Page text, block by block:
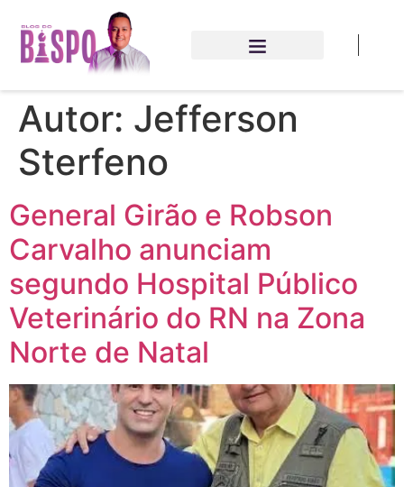
Autor: Jefferson
Sterfeno
General Girão e Robson
Carvalho anunciam
segundo Hospital Público
Veterinário do RN na Zona
Norte de Natal